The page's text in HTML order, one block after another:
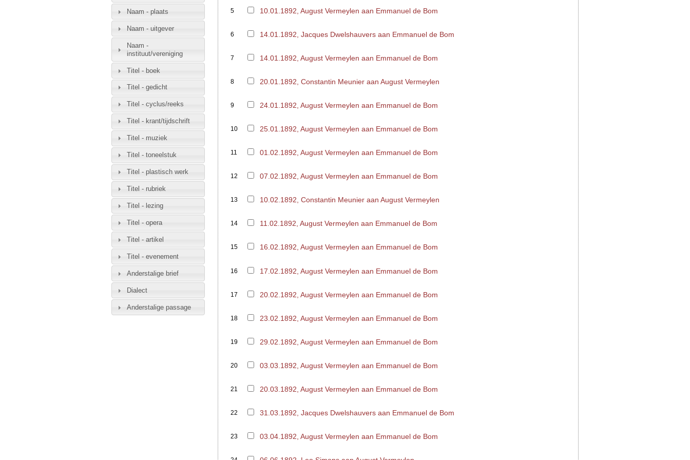
5 10.01.1892, August Vermeylen aan Emmanuel de Bom
6 14.01.1892, Jacques Dwelshauvers aan Emmanuel de Bom
7 14.01.1892, August Vermeylen aan Emmanuel de Bom
8 20.01.1892, Constantin Meunier aan August Vermeylen
9 24.01.1892, August Vermeylen aan Emmanuel de Bom
10 25.01.1892, August Vermeylen aan Emmanuel de Bom
11 01.02.1892, August Vermeylen aan Emmanuel de Bom
12 07.02.1892, August Vermeylen aan Emmanuel de Bom
13 10.02.1892, Constantin Meunier aan August Vermeylen
14 11.02.1892, August Vermeylen aan Emmanuel de Bom
15 16.02.1892, August Vermeylen aan Emmanuel de Bom
16 17.02.1892, August Vermeylen aan Emmanuel de Bom
17 20.02.1892, August Vermeylen aan Emmanuel de Bom
18 23.02.1892, August Vermeylen aan Emmanuel de Bom
19 29.02.1892, August Vermeylen aan Emmanuel de Bom
20 03.03.1892, August Vermeylen aan Emmanuel de Bom
21 20.03.1892, August Vermeylen aan Emmanuel de Bom
22 31.03.1892, Jacques Dwelshauvers aan Emmanuel de Bom
23 03.04.1892, August Vermeylen aan Emmanuel de Bom
Naam - plaats
Naam - uitgever
Naam -
instituut/vereniging
Titel - boek
Titel - gedicht
Titel - cyclus/reeks
Titel - krant/tijdschrift
Titel - muziek
Titel - toneelstuk
Titel - plastisch werk
Titel - rubriek
Titel - lezing
Titel - opera
Titel - artikel
Titel - evenement
Anderstalige brief
Dialect
Anderstalige passage